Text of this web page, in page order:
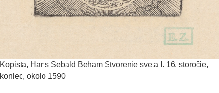
Kopista, Hans Sebald Beham Stvorenie sveta I. 16. storočie,
koniec, okolo 1590